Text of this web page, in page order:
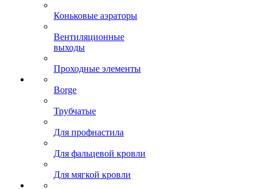
Коньковые аэраторы
Вентиляционные
выходы
Проходные элементы
Borge
Трубчатые
Для профнастила
Для фальцевой кровли
Для мягкой кровли